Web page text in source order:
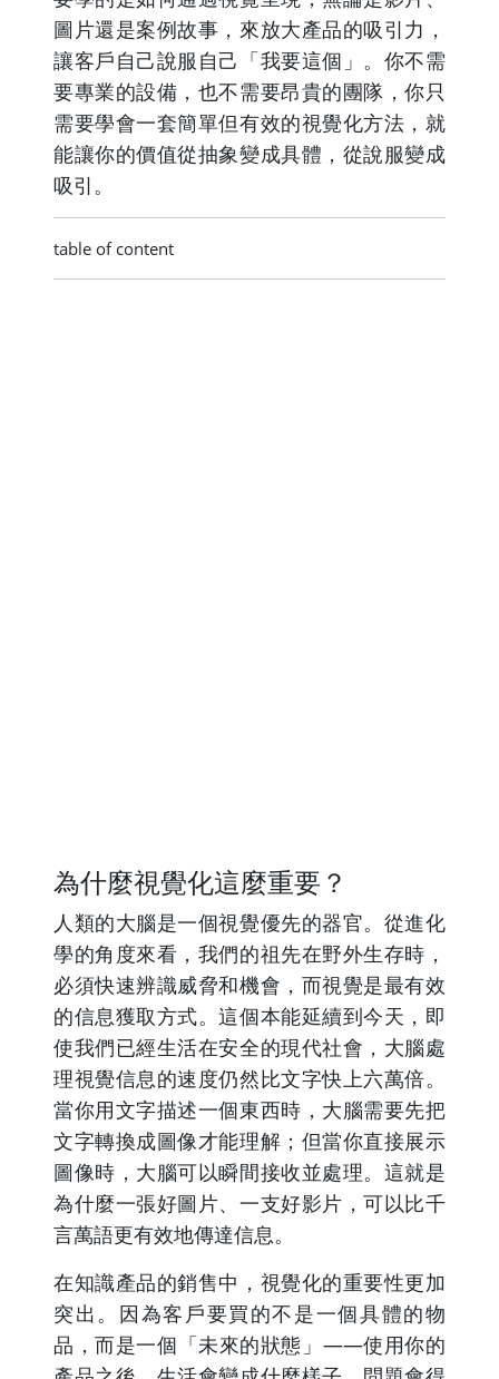
圖片還是案例故事，來放大產品的吸引力，
讓客戶自己說服自己「我要這個」。你不需
要專業的設備，也不需要昂貴的團隊，你只
需要學會一套簡單但有效的視覺化方法，就
能讓你的價值從抽象變成具體，從說服變成
吸引。
table of content
為什麼視覺化這麼重要？
人類的大腦是一個視覺優先的器官。從進化
學的角度來看，我們的祖先在野外生存時，
必須快速辨識威脅和機會，而視覺是最有效
的信息獲取方式。這個本能延續到今天，即
使我們已經生活在安全的現代社會，大腦處
理視覺信息的速度仍然比文字快上六萬倍。
當你用文字描述一個東西時，大腦需要先把
文字轉換成圖像才能理解；但當你直接展示
圖像時，大腦可以瞬間接收並處理。這就是
為什麼一張好圖片、一支好影片，可以比千
言萬語更有效地傳達信息。
在知識產品的銷售中，視覺化的重要性更加
突出。因為客戶要買的不是一個具體的物
品，而是一個「未來的狀態」——使用你的